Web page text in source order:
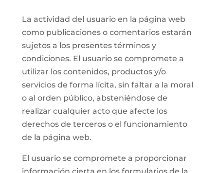
La actividad del usuario en la página web
como publicaciones o comentarios estarán
sujetos a los presentes términos y
condiciones. El usuario se compromete a
utilizar los contenidos, productos y/o
servicios de forma lícita, sin faltar a la moral
o al orden público, absteniéndose de
realizar cualquier acto que afecte los
derechos de terceros o el funcionamiento
de la página web.
El usuario se compromete a proporcionar